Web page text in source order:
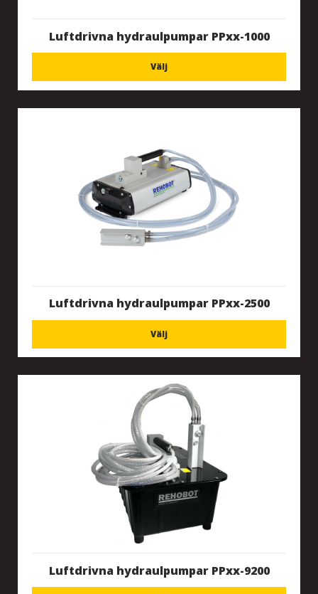
Luftdrivna hydraulpumpar PPxx-1000
Välj
Luftdrivna hydraulpumpar PPxx-2500
Välj
Luftdrivna hydraulpumpar PPxx-9200